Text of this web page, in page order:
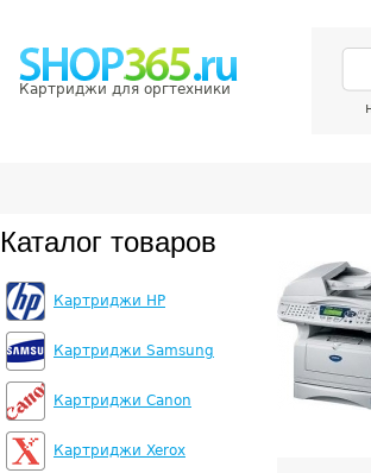
Картриджи для оргтехники
Каталог товаров
Картриджи HP
Картриджи Samsung
Картриджи Canon
Картриджи Xerox